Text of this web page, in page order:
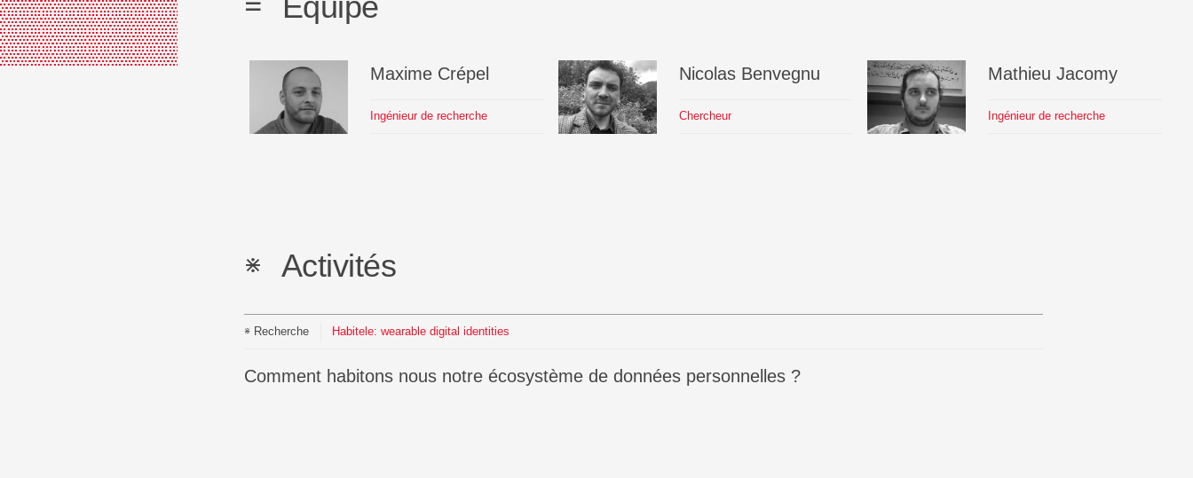
Maxime Crépel
Ingénieur de recherche
Nicolas Benvegnu
Chercheur
Mathieu Jacomy
Ingénieur de recherche
Activités
Recherche Habitele: wearable digital identities
Comment habitons nous notre écosystème de données personnelles ?